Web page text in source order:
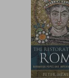
5%
dcto.